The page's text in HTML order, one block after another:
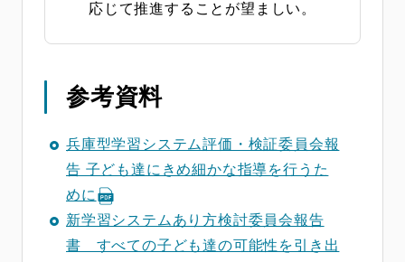
応じて推進することが望ましい。
参考資料
兵庫型学習システム評価・検証委員会報
告 子ども達にきめ細かな指導を行うた
めに
新学習システムあり方検討委員会報告
書 すべての子ども達の可能性を引き出